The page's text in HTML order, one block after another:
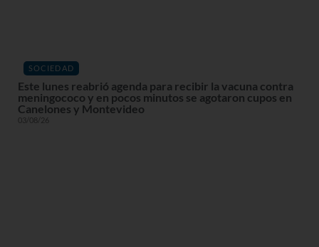
SOCIEDAD
Este lunes reabrió agenda para recibir la vacuna contra
meningococo y en pocos minutos se agotaron cupos en
Canelones y Montevideo
03/08/26